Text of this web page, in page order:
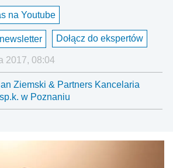
na Youtube
Dołącz do ekspertów
2017, 08:04
Ziemski & Partners Kancelaria
w Poznaniu